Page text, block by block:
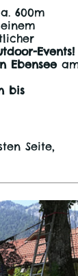
600m
Events!
Ebensee
bis
Seite,